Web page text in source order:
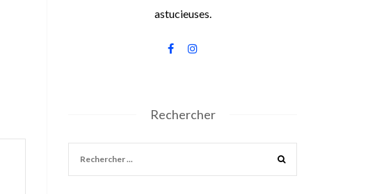
astucieuses.
Rechercher